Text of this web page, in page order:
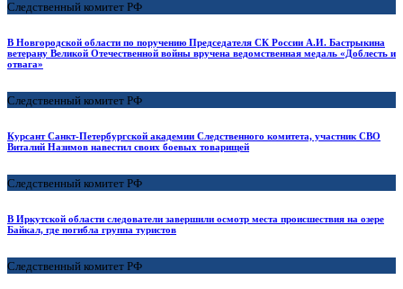
Следственный комитет РФ
В Новгородской области по поручению Председателя СК России А.И. Бастрыкина
ветерану Великой Отечественной войны вручена ведомственная медаль «Доблесть и
отвага»
Следственный комитет РФ
Курсант Санкт-Петербургской академии Следственного комитета, участник СВО
Виталий Назимов навестил своих боевых товарищей
Следственный комитет РФ
В Иркутской области следователи завершили осмотр места происшествия на озере
Байкал, где погибла группа туристов
Следственный комитет РФ